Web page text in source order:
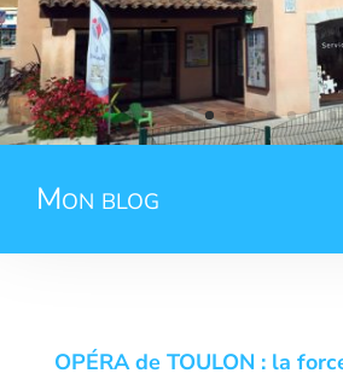
Mon blog
OPÉRA de TOULON : la